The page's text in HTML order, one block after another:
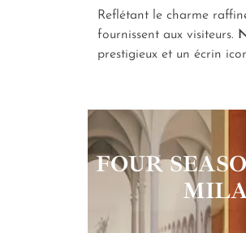
Reflétant le charme
fournissent aux visiteurs.
prestigieux et un écrin
FOUR